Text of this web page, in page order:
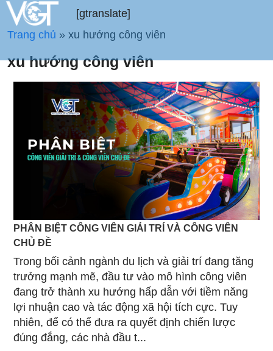
[gtranslate]
Trang chủ » xu hướng công viên
xu hướng công viên
PHÂN BIỆT CÔNG VIÊN GIẢI TRÍ VÀ CÔNG VIÊN
CHỦ ĐỀ
Trong bối cảnh ngành du lịch và giải trí đang tăng
trưởng mạnh mẽ, đầu tư vào mô hình công viên
đang trở thành xu hướng hấp dẫn với tiềm năng
lợi nhuận cao và tác động xã hội tích cực. Tuy
nhiên, để có thể đưa ra quyết định chiến lược
đúng đắng, các nhà đầu t...